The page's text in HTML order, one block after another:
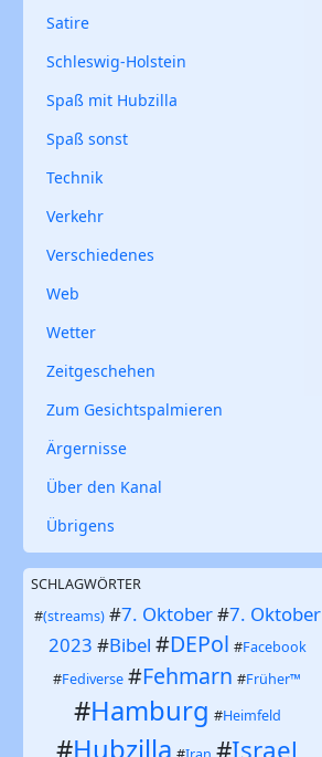
Satire
Schleswig-Holstein
Spaß mit Hubzilla
Spaß sonst
Technik
Verkehr
Verschiedenes
Web
Wetter
Zeitgeschehen
Zum Gesichtspalmieren
Ärgernisse
Über den Kanal
Übrigens
SCHLAGWÖRTER
#(streams) #7. Oktober#7. Oktober
2023 #Bibel #DEPol #Facebook
#Fediverse #Fehmarn #Früher™
#Hamburg #Heimfeld
#Hubzilla #Israel